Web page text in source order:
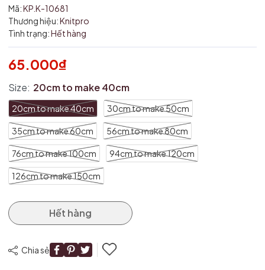
Mã:KP.K-10681
Thương hiệu:Knitpro
Tình trạng:Hết hàng
65.000₫
Size: 20cm to make 40cm
20cm to make 40cm 30cm to make 50cm
35cm to make 60cm 56cm to make 80cm
76cm to make 100cm 94cm to make 120cm
126cm to make 150cm
Hết hàng
Chia sẻ